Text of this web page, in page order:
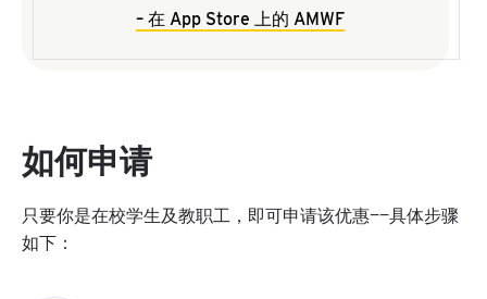
– 在 App Store 上的 AMWF
如何申请
只要你是在校学生及教职工，即可申请该优惠——具体步骤
如下：